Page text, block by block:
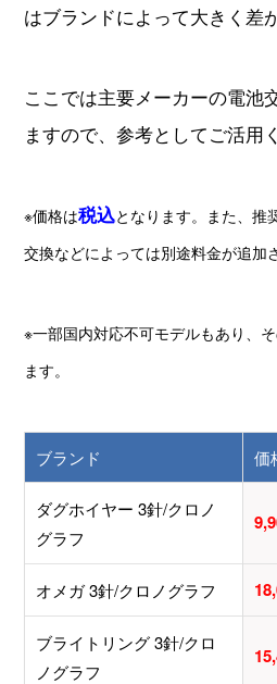
はブランドによって大きく差
ここでは主要メーカーの電池
ますので、参考としてご活用
※価格は税込となります。また、推
交換などによっては別途料金が追加
※一部国内対応不可モデルもあり、
ます。
ブランド 価
ダグホイヤー 3針/クロノ
グラフ
オメガ 3針/クロノグラフ
ブライトリング 3針/クロ
ノグラフ